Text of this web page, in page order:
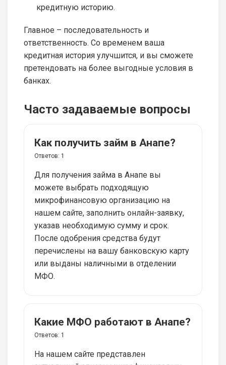
кредитную историю.
Главное – последовательность и
ответственность. Со временем ваша
кредитная история улучшится, и вы сможете
претендовать на более выгодные условия в
банках.
Часто задаваемые вопросы
Как получить займ в Анапе?
Ответов: 1
Для получения займа в Анапе вы
можете выбрать подходящую
микрофинансовую организацию на
нашем сайте, заполнить онлайн-заявку,
указав необходимую сумму и срок.
После одобрения средства будут
перечислены на вашу банковскую карту
или выданы наличными в отделении
МФО.
Какие МФО работают в Анапе?
Ответов: 1
На нашем сайте представлен